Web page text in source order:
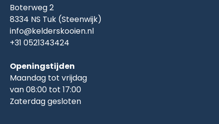
Boterweg 2
8334 NS Tuk (Steenwijk)
info@kelderskooien.nl
+31 0521343424
Openingstijden
Maandag tot vrijdag
van 08:00 tot 17:00
Zaterdag gesloten